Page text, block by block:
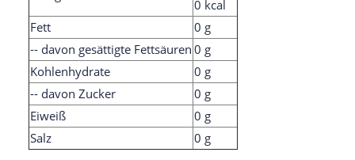
0 kcal
Fett
0 g
-- davon gesättigte Fettsäuren0 g
Kohlenhydrate
0 g
-- davon Zucker
0 g
Eiweiß
0 g
Salz
0 g